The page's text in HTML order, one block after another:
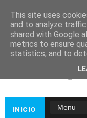
INICIO
This site uses
and to analyze
shared with Google
metrics to ensure
statistics, and to